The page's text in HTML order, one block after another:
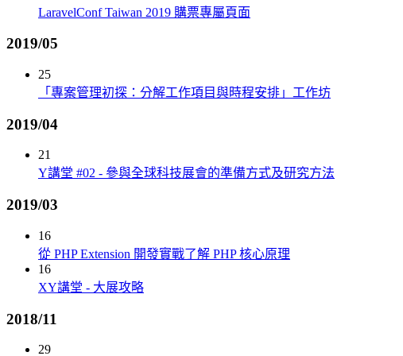
LaravelConf Taiwan 2019 購票專屬頁面
2019/05
25
「專案管理初探：分解工作項目與時程安排」工作坊
2019/04
21
Y講堂 #02 - 參與全球科技展會的準備方式及研究方法
2019/03
16
從 PHP Extension 開發實戰了解 PHP 核心原理
16
XY講堂 - 大展攻略
2018/11
29